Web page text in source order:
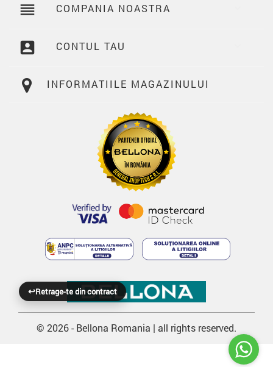
reorder COMPANIA NOASTRA
account_box CONTUL TAU
INFORMATIILE MAGAZINULUI
↩Retrage-te din contract
© 2026 - Bellona Romania | all rights reserved.